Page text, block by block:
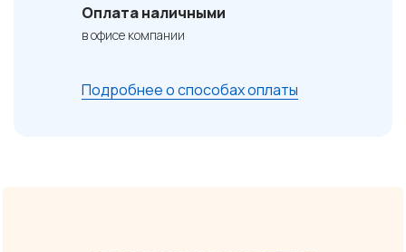
Оплата наличными
в офисе компании
Подробнее о способах оплаты